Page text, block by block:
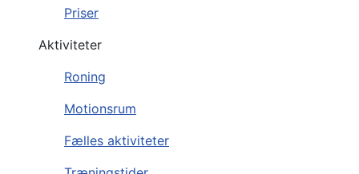
Priser
Aktiviteter
Roning
Motionsrum
Fælles aktiviteter